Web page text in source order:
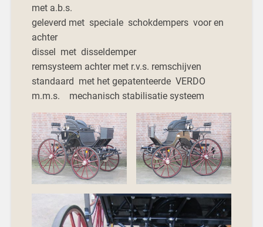
met a.b.s.
geleverd met speciale schokdempers voor en
achter
dissel met disseldemper
remsysteem achter met r.v.s. remschijven
standaard met het gepatenteerde VERDO
m.m.s. mechanisch stabilisatie systeem